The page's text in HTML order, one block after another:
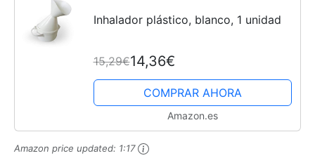
Inhalador plástico, blanco, 1 unidad
15,29€14,36€
COMPRAR AHORA
Amazon.es
Amazon price updated: 1:17